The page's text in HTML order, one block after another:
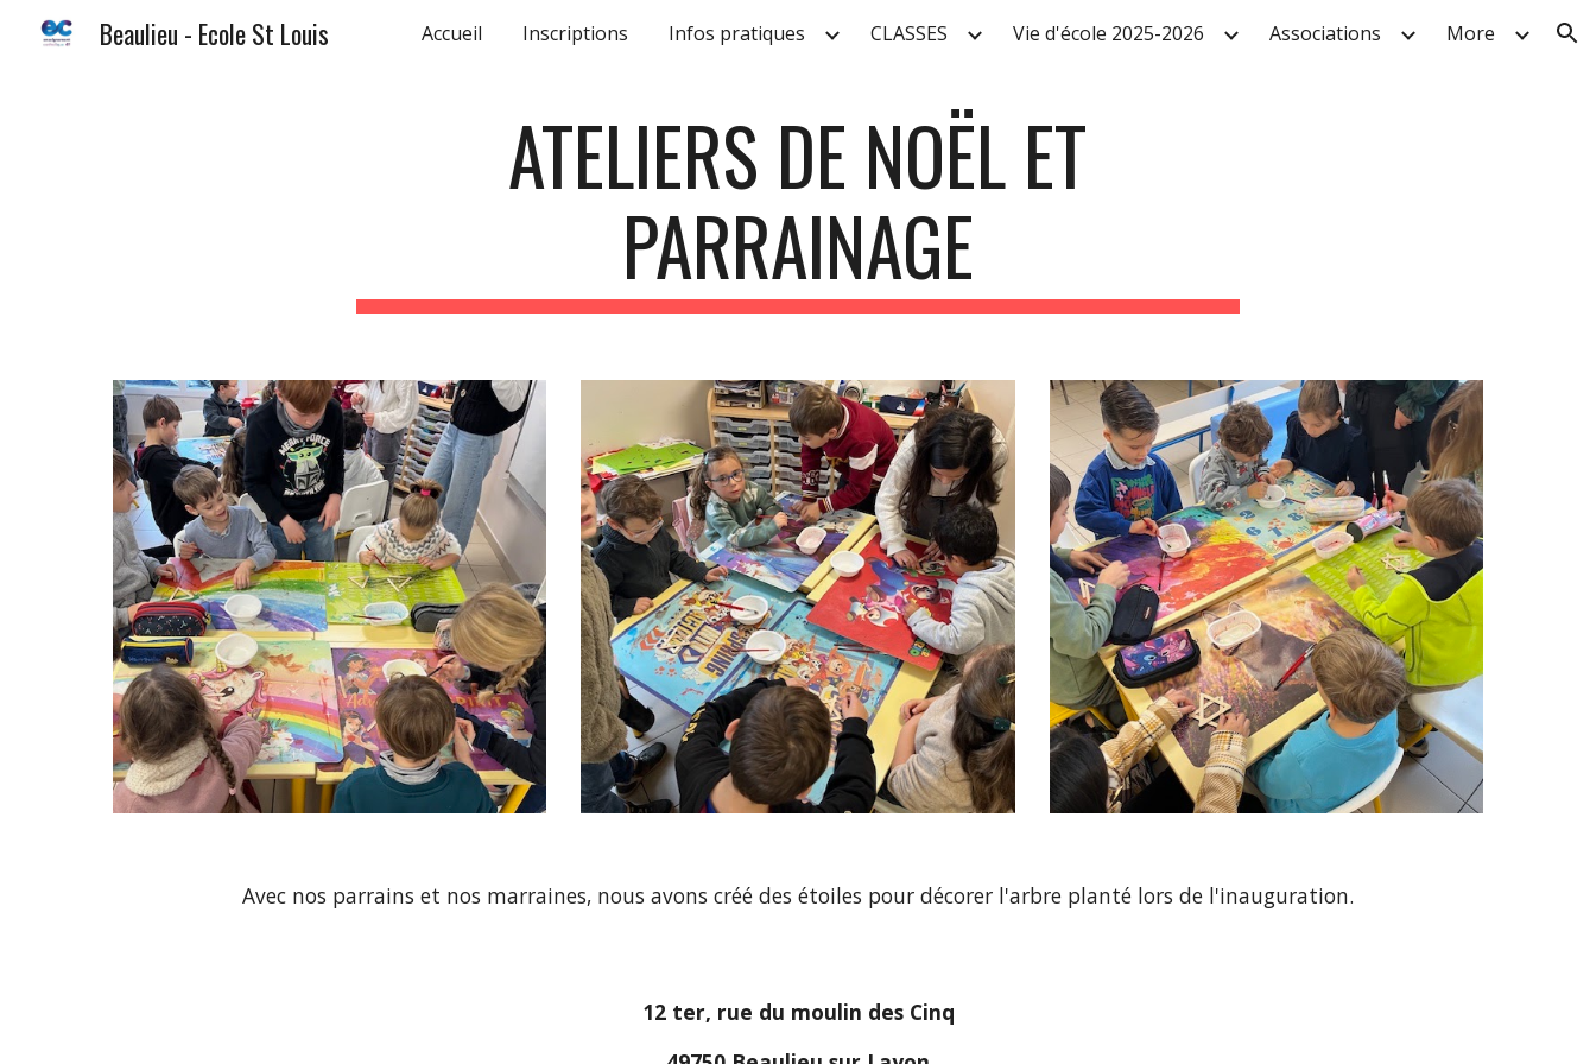
Skip to main content Skip to navigation
Beaulieu - Ecole St Louis Accueil Inscriptions Infos pratiques CLASSES Vie d'école 2025-2026 Associations More
ATELIERS DE NOËL ET
PARRAINAGE
Avec nos parrains et nos marraines, nous avons créé des étoiles pour décorer l'arbre planté lors de l'inauguration.
12 ter, rue du moulin des Cinq